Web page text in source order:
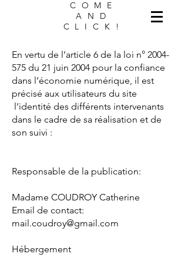
COME
AND
CLICK!
En vertu de l’article 6 de la loi n° 2004-
575 du 21 juin 2004 pour la confiance
dans l’économie numérique, il est
précisé aux utilisateurs du site
l’identité des différents intervenants
dans le cadre de sa réalisation et de
son suivi :
Responsable de la publication:
Madame COUDROY Catherine
Email de contact:
mail.coudroy@gmail.com
Hébergement